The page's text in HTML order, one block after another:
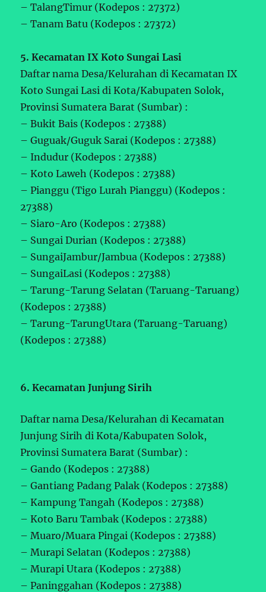
– TalangTimur (Kodepos : 27372)
– Tanam Batu (Kodepos : 27372)
5. Kecamatan IX Koto Sungai Lasi
Daftar nama Desa/Kelurahan di Kecamatan IX
Koto Sungai Lasi di Kota/Kabupaten Solok,
Provinsi Sumatera Barat (Sumbar) :
– Bukit Bais (Kodepos : 27388)
– Guguak/Guguk Sarai (Kodepos : 27388)
– Indudur (Kodepos : 27388)
– Koto Laweh (Kodepos : 27388)
– Pianggu (Tigo Lurah Pianggu) (Kodepos :
27388)
– Siaro-Aro (Kodepos : 27388)
– Sungai Durian (Kodepos : 27388)
– SungaiJambur/Jambua (Kodepos : 27388)
– SungaiLasi (Kodepos : 27388)
– Tarung-Tarung Selatan (Taruang-Taruang)
(Kodepos : 27388)
– Tarung-TarungUtara (Taruang-Taruang)
(Kodepos : 27388)
6. Kecamatan Junjung Sirih
Daftar nama Desa/Kelurahan di Kecamatan
Junjung Sirih di Kota/Kabupaten Solok,
Provinsi Sumatera Barat (Sumbar) :
– Gando (Kodepos : 27388)
– Gantiang Padang Palak (Kodepos : 27388)
– Kampung Tangah (Kodepos : 27388)
– Koto Baru Tambak (Kodepos : 27388)
– Muaro/Muara Pingai (Kodepos : 27388)
– Murapi Selatan (Kodepos : 27388)
– Murapi Utara (Kodepos : 27388)
– Paninggahan (Kodepos : 27388)